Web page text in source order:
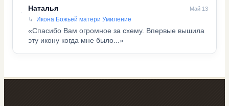
Наталья Май 13
Икона Божьей матери Умиление
«Спасибо Вам огромное за схему. Впервые вышила
эту икону когда мне было...»